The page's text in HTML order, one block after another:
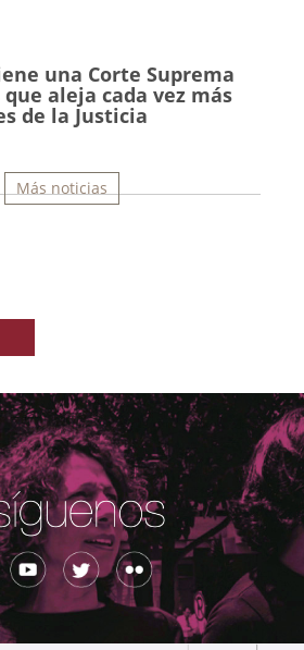
una Corte Suprema
aleja cada vez más
de la Justicia
Más noticias